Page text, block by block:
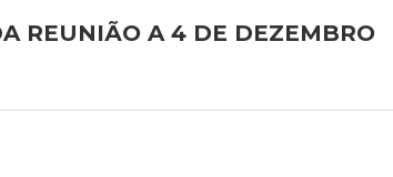
REUNIÃO A 4 DE DEZEMBRO